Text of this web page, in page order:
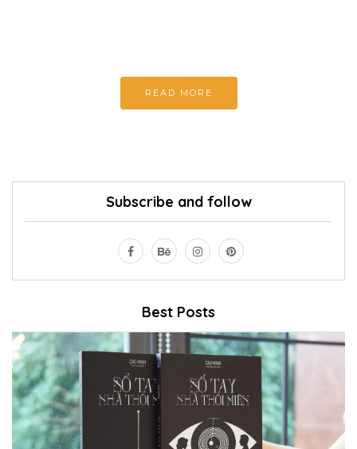
READ MORE
Subscribe and follow
Best Posts